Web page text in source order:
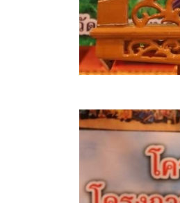
เปลี่ยนแปลงประกาศผู้ชนะ
เปลี่ยนแปลงประกาศเชิญ
ประกาศกำหนดอายุการ
คู่มือการปฏิบัติงานฝ่าย